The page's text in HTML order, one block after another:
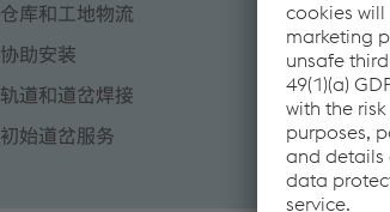
仓库和工地物流
协助安装
轨道和道岔焊接
初始道岔服务